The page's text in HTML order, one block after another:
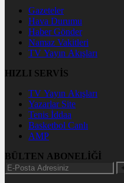
Gazeteler
Hava Durumu
Haber Gönder
Namaz Vakitleri
TV Yayın Akışları
HIZLI SERVİS
TV Yayın Akışları
Yazarlar Site
Tenis İddaa
Basketbol Canlı
AMP
BÜLTEN ABONELİĞİ